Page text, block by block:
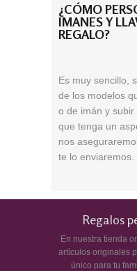
¿CÓMO
IMANES Y
REGALO?
Es muy sencillo ,
de los modelos
o de imán y subir
que tenga un
nos
te lo enviaremos.
Regalos
En nuestra tienda
artículos originales
único para tu